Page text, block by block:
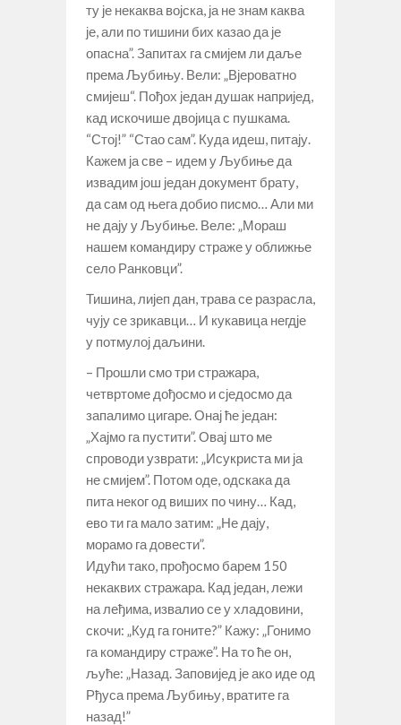
ту је некаква војска, ја не знам каква
је, али по тишини бих казао да је
опасна”. Запитах га смијем ли даље
према Љубињу. Вели: „Вјероватно
смијеш“. Пођох један душак напријед,
кад искочише двојица с пушкама.
“Стој!” “Стао сам”. Куда идеш, питају.
Кажем ја све – идем у Љубиње да
извадим још један документ брату,
да сам од њега добио писмо… Али ми
не дају у Љубиње. Веле: „Мораш
нашем командиру страже у оближње
село Ранковци”.
Тишина, лијеп дан, трава се разрасла,
чују се зрикавци… И кукавица негдје
у потмулој даљини.
– Прошли смо три стражара,
четвртоме дођосмо и сједосмо да
запалимо цигаре. Онај ће један:
„Хајмо га пустити”. Овај што ме
спроводи узврати: „Исукриста ми ја
не смијем”. Потом оде, одскака да
пита неког од виших по чину… Кад,
ево ти га мало затим: „Не дају,
морамо га довести”.
Идући тако, прођосмо барем 150
некаквих стражара. Кад један, лежи
на леђима, извалио се у хладовини,
скочи: „Куд га гоните?” Кажу: „Гонимо
га командиру страже”. На то ће он,
љуће: „Назад. Заповијед је ако иде од
Рђуса према Љубињу, вратите га
назад!”